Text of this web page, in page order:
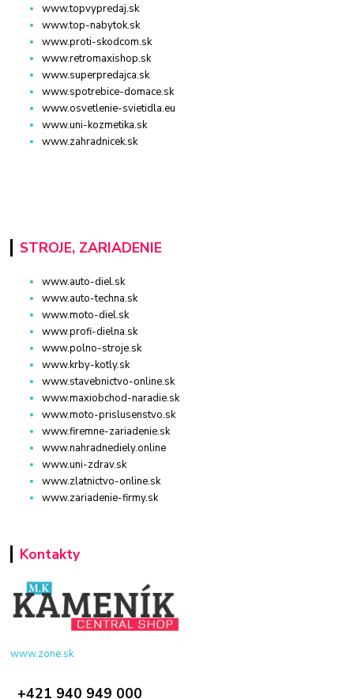
www.topvypredaj.sk
www.top-nabytok.sk
www.proti-skodcom.sk
www.retromaxishop.sk
www.superpredajca.sk
www.spotrebice-domace.sk
www.osvetlenie-svietidla.eu
www.uni-kozmetika.sk
www.zahradnicek.sk
STROJE, ZARIADENIE
www.auto-diel.sk
www.auto-techna.sk
www.moto-diel.sk
www.profi-dielna.sk
www.polno-stroje.sk
www.krby-kotly.sk
www.stavebnictvo-online.sk
www.maxiobchod-naradie.sk
www.moto-prislusenstvo.sk
www.firemne-zariadenie.sk
www.nahradnediely.online
www.uni-zdrav.sk
www.zlatnictvo-online.sk
www.zariadenie-firmy.sk
Kontakty
www.zone.sk
+421 940 949 000